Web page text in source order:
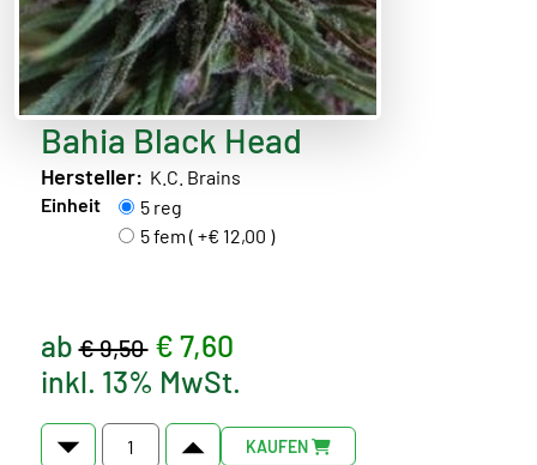
Bahia Black Head
Hersteller: K.C. Brains
Einheit
5 reg
5 fem ( +€ 12,00 )
ab€ 9,50 € 7,60
inkl. 13% MwSt.
KAUFEN